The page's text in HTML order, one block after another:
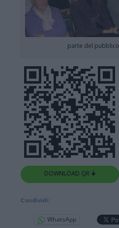
parte del
DOWNLOAD QR 🠋
Condividi:
WhatsApp